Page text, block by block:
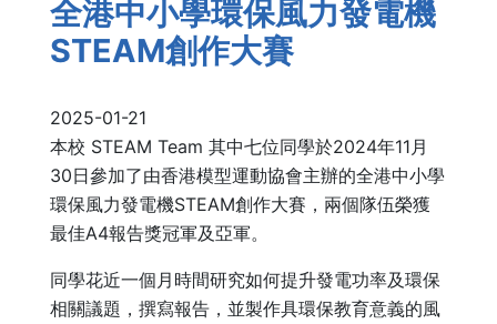
全港中小學環保風力發電機
STEAM創作大賽
2025-01-21
本校 STEAM Team 其中七位同學於2024年11月
30日參加了由香港模型運動協會主辦的全港中小學
環保風力發電機STEAM創作大賽，兩個隊伍榮獲
最佳A4報告獎冠軍及亞軍。
同學花近一個月時間研究如何提升發電功率及環保
相關議題，撰寫報告，並製作具環保教育意義的風